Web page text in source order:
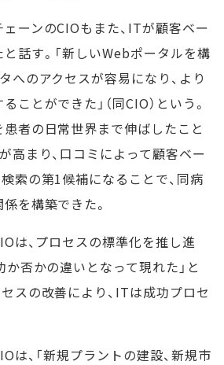
ーンのCIOもまた、ITが顧客ベー
話す。「新しいWebポータルを構
へのアクセスが容易になり、より
ことができた」（同CIO）という。
者の日常世界まで伸ばしたこと
高まり、口コミによって顧客ベー
索の第1候補になることで、同病
を構築できた。
は、プロセスの標準化を推し進
か否かの違いとなって現れた」と
スの改善により、ITは成功プロセ
は、「新規プラントの建設、新規市